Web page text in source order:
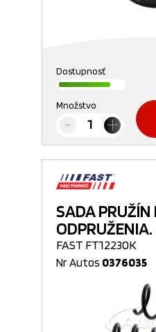
Dostupnosť
Množstvo
SADA PRUŽÍN
ODPRUŽENIA.
FAST FT12230K
Nr Autos 0376035